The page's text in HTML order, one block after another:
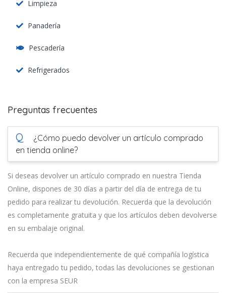
Limpieza
Panadería
Pescadería
Refrigerados
Preguntas frecuentes
Q
¿Cómo puedo devolver un artículo comprado
en tienda online?
Si deseas devolver un artículo comprado en nuestra Tienda
Online, dispones de 30 días a partir del día de entrega de tu
pedido para realizar tu devolución. Recuerda que la devolución
es completamente gratuita y que los artículos deben devolverse
en su embalaje original.
Recuerda que independientemente de qué compañía logística
haya entregado tu pedido, todas las devoluciones se gestionan
con la empresa SEUR